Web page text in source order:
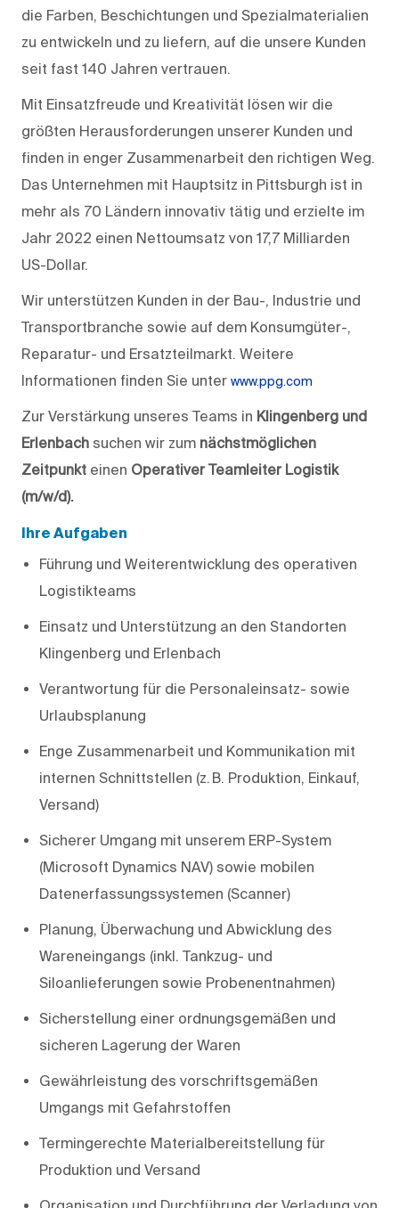
die Farben, Beschichtungen und Spezialmaterialien
zu entwickeln und zu liefern, auf die unsere Kunden
seit fast 140 Jahren vertrauen.
Mit Einsatzfreude und Kreativität lösen wir die
größten Herausforderungen unserer Kunden und
finden in enger Zusammenarbeit den richtigen Weg.
Das Unternehmen mit Hauptsitz in Pittsburgh ist in
mehr als 70 Ländern innovativ tätig und erzielte im
Jahr 2022 einen Nettoumsatz von 17,7 Milliarden
US-Dollar.
Wir unterstützen Kunden in der Bau-, Industrie und
Transportbranche sowie auf dem Konsumgüter-,
Reparatur- und Ersatzteilmarkt. Weitere
Informationen finden Sie unter www.ppg.com
Zur Verstärkung unseres Teams in Klingenberg und
Erlenbach suchen wir zum nächstmöglichen
Zeitpunkt einen Operativer Teamleiter Logistik
(m/w/d).
Ihre Aufgaben
Führung und Weiterentwicklung des operativen
Logistikteams
Einsatz und Unterstützung an den Standorten
Klingenberg und Erlenbach
Verantwortung für die Personaleinsatz- sowie
Urlaubsplanung
Enge Zusammenarbeit und Kommunikation mit
internen Schnittstellen (z. B. Produktion, Einkauf,
Versand)
Sicherer Umgang mit unserem ERP-System
(Microsoft Dynamics NAV) sowie mobilen
Datenerfassungssystemen (Scanner)
Planung, Überwachung und Abwicklung des
Wareneingangs (inkl. Tankzug- und
Siloanlieferungen sowie Probenentnahmen)
Sicherstellung einer ordnungsgemäßen und
sicheren Lagerung der Waren
Gewährleistung des vorschriftsgemäßen
Umgangs mit Gefahrstoffen
Termingerechte Materialbereitstellung für
Produktion und Versand